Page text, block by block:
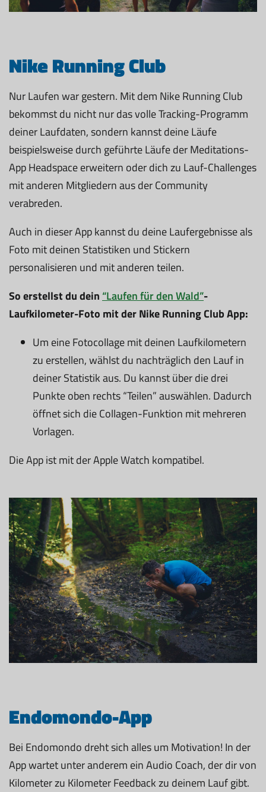
Nike Running Club
Nur Laufen war gestern. Mit dem Nike Running Club
bekommst du nicht nur das volle Tracking-Programm
deiner Laufdaten, sondern kannst deine Läufe
beispielsweise durch geführte Läufe der Meditations-
App Headspace erweitern oder dich zu Lauf-Challenges
mit anderen Mitgliedern aus der Community
verabreden.
Auch in dieser App kannst du deine Laufergebnisse als
Foto mit deinen Statistiken und Stickern
personalisieren und mit anderen teilen.
So erstellst du dein “Laufen für den Wald”-
Laufkilometer-Foto mit der Nike Running Club App:
Um eine Fotocollage mit deinen Laufkilometern
zu erstellen, wählst du nachträglich den Lauf in
deiner Statistik aus. Du kannst über die drei
Punkte oben rechts “Teilen” auswählen. Dadurch
öffnet sich die Collagen-Funktion mit mehreren
Vorlagen.
Die App ist mit der Apple Watch kompatibel.
Endomondo-App
Bei Endomondo dreht sich alles um Motivation! In der
App wartet unter anderem ein Audio Coach, der dir von
Kilometer zu Kilometer Feedback zu deinem Lauf gibt.